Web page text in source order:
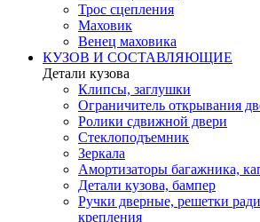
Трос сцепления
Маховик
Венец маховика
КУЗОВ И СОСТАВЛЯЮЩИЕ
Детали кузова
Клипсы, заглушки
Ограничитель открывания
Ролики сдвижной двери
Стеклоподъемник
Зеркала
Амортизаторы багажника,
Детали кузова, бампер
Ручки дверные, решетки
крепления